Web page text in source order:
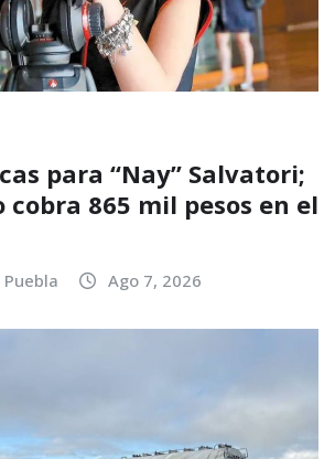
para “Nay” Salvatori;
865 mil pesos en el
Ago 7, 2026